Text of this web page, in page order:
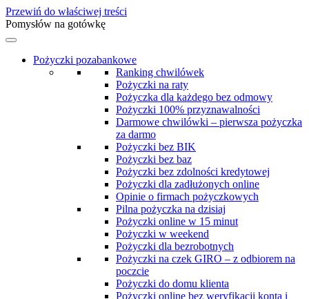
Przewiń do właściwej treści
Pomysłów na gotówkę
Pożyczki pozabankowe
Ranking chwilówek
Pożyczki na raty
Pożyczka dla każdego bez odmowy
Pożyczki 100% przyznawalności
Darmowe chwilówki – pierwsza pożyczka
za darmo
Pożyczki bez BIK
Pożyczki bez baz
Pożyczki bez zdolności kredytowej
Pożyczki dla zadłużonych online
Opinie o firmach pożyczkowych
Pilna pożyczka na dzisiaj
Pożyczki online w 15 minut
Pożyczki w weekend
Pożyczki dla bezrobotnych
Pożyczki na czek GIRO – z odbiorem na
poczcie
Pożyczki do domu klienta
Pożyczki online bez weryfikacji konta i